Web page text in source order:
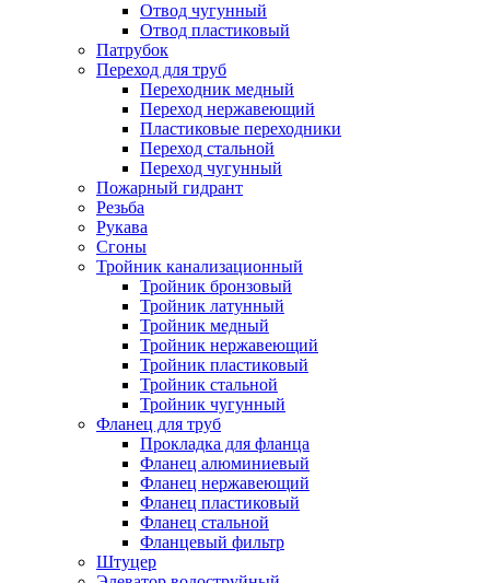
Отвод чугунный
Отвод пластиковый
Патрубок
Переход для труб
Переходник медный
Переход нержавеющий
Пластиковые переходники
Переход стальной
Переход чугунный
Пожарный гидрант
Резьба
Рукава
Сгоны
Тройник канализационный
Тройник бронзовый
Тройник латунный
Тройник медный
Тройник нержавеющий
Тройник пластиковый
Тройник стальной
Тройник чугунный
Фланец для труб
Прокладка для фланца
Фланец алюминиевый
Фланец нержавеющий
Фланец пластиковый
Фланец стальной
Фланцевый фильтр
Штуцер